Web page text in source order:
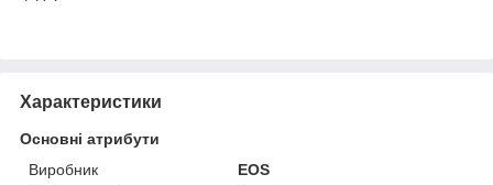
Характеристики
Основні атрибути
Виробник
EOS